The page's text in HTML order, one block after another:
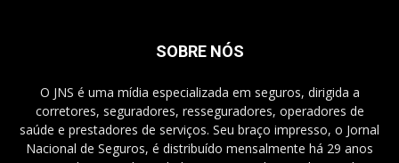
SOBRE NÓS
O JNS é uma mídia especializada em seguros, dirigida a
corretores, seguradores, resseguradores, operadores de
saúde e prestadores de serviços. Seu braço impresso, o Jornal
Nacional de Seguros, é distribuído mensalmente há 29 anos